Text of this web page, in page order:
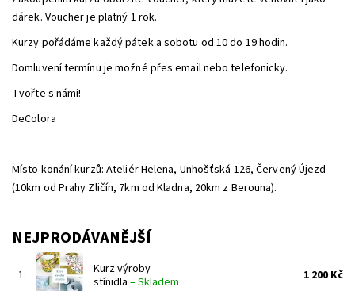
dárek. Voucher je platný 1 rok.
Kurzy pořádáme každý pátek a sobotu od 10 do 19 hodin.
Domluvení termínu je možné přes email nebo telefonicky.
Tvořte s námi!
DeColora
Místo konání kurzů: Ateliér Helena, Unhošťská 126, Červený Újezd
(10km od Prahy Zličín, 7km od Kladna, 20km z Berouna).
NEJPRODÁVANĚJŠÍ
1.
Kurz výroby
stínidla –Skladem 1 200 Kč